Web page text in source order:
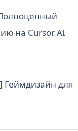
на Cursor AI
Геймдизайн для